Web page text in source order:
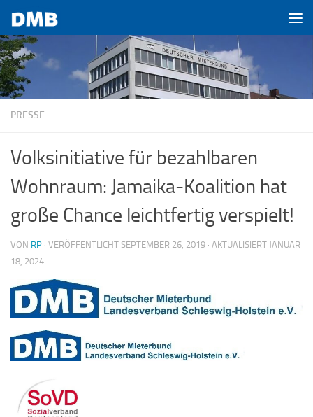
Zum Inhalt springen
PRESSE
Volksinitiative für bezahlbaren
Wohnraum: Jamaika-Koalition hat
große Chance leichtfertig verspielt!
VON RP · VERÖFFENTLICHT SEPTEMBER 26, 2019 · AKTUALISIERT JANUAR
18, 2024